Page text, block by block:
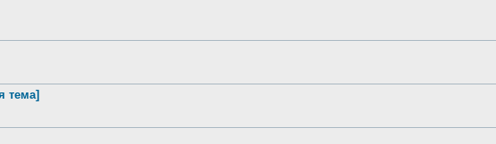
тема]